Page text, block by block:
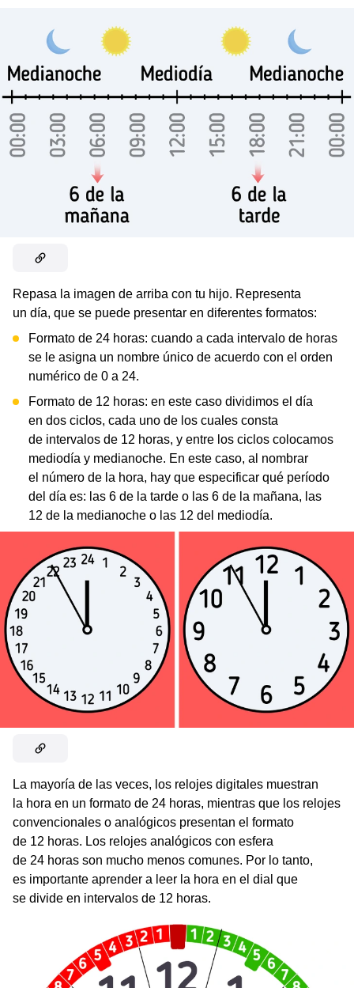
Repasa la imagen de arriba con tu hijo. Representa
un día, que se puede presentar en diferentes formatos:
Formato de 24 horas: cuando a cada intervalo de horas
se le asigna un nombre único de acuerdo con el orden
numérico de 0 a 24.
Formato de 12 horas: en este caso dividimos el día
en dos ciclos, cada uno de los cuales consta
de intervalos de 12 horas, y entre los ciclos colocamos
mediodía y medianoche. En este caso, al nombrar
el número de la hora, hay que especificar qué período
del día es: las 6 de la tarde o las 6 de la mañana, las
12 de la medianoche o las 12 del mediodía.
La mayoría de las veces, los relojes digitales muestran
la hora en un formato de 24 horas, mientras que los relojes
convencionales o analógicos presentan el formato
de 12 horas. Los relojes analógicos con esfera
de 24 horas son mucho menos comunes. Por lo tanto,
es importante aprender a leer la hora en el dial que
se divide en intervalos de 12 horas.